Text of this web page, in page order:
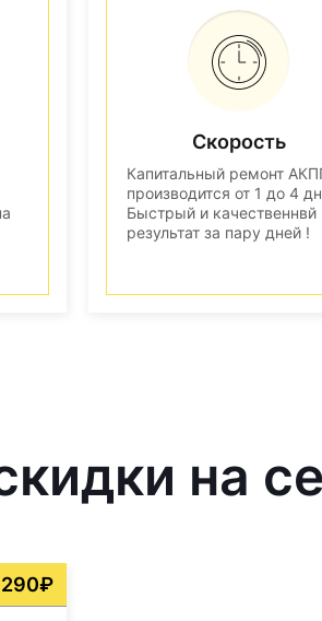
Скорость
Капитальный ремонт
производится от 1 до 4
Быстрый и качественнвй
результат за пару дней !
на